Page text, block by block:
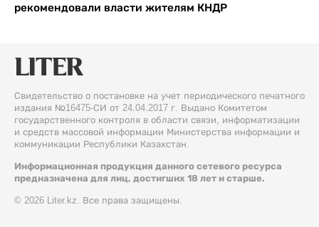
рекомендовали власти жителям КНДР
Свидетельство о постановке на учет периодического печатного
издания №16475-СИ от 24.04.2017 г. Выдано Комитетом
государственного контроля в области связи, информатизации
и средств массовой информации Министерства информации и
коммуникации Республики Казахстан.
Информационная продукция данного сетевого ресурса
предназначена для лиц, достигших 18 лет и старше.
© 2026 Liter.kz. Все права защищены.